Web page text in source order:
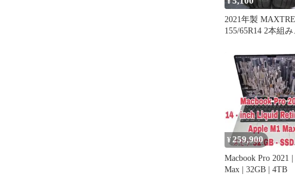
2021年製
155/65R14 2本組み
¥259,900
Macbook Pro 2021 |
Max | 32GB | 4TB